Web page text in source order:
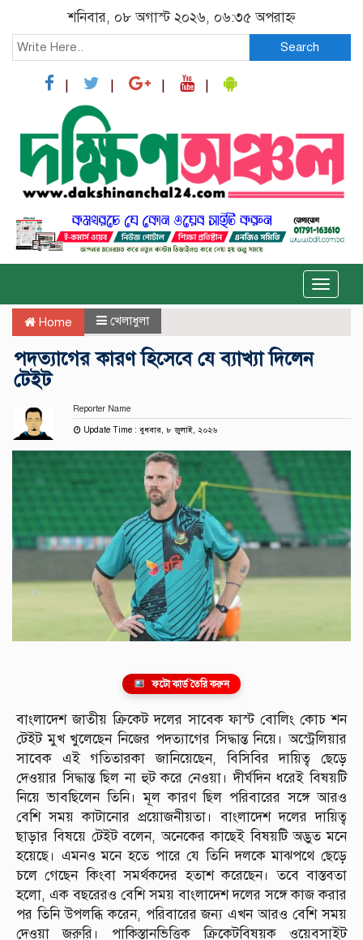
শনিবার, ০৮ অগাস্ট ২০২৬, ০৬:৩৫ অপরাহ্ন
Search
Toggle
Home খেলাধুলা
পদত্যাগের কারণ হিসেবে যে ব্যাখ্যা দিলেন
টেইট
Reporter Name
Update Time : বুধবার, ৮ জুলাই, ২০২৬
ফটো কার্ড তৈরি করুন
বাংলাদেশ জাতীয় ক্রিকেট দলের সাবেক ফাস্ট বোলিং কোচ শন
টেইট মুখ খুলেছেন নিজের পদত্যাগের সিদ্ধান্ত নিয়ে। অস্ট্রেলিয়ার
সাবেক এই গতিতারকা জানিয়েছেন, বিসিবির দায়িত্ব ছেড়ে
দেওয়ার সিদ্ধান্ত ছিল না হুট করে নেওয়া। দীর্ঘদিন ধরেই বিষয়টি
নিয়ে ভাবছিলেন তিনি। মূল কারণ ছিল পরিবারের সঙ্গে আরও
বেশি সময় কাটানোর প্রয়োজনীয়তা। বাংলাদেশ দলের দায়িত্ব
ছাড়ার বিষয়ে টেইট বলেন, অনেকের কাছেই বিষয়টি অদ্ভুত মনে
হয়েছে। এমনও মনে হতে পারে যে তিনি দলকে মাঝপথে ছেড়ে
চলে গেছেন কিংবা সমর্থকদের হতাশ করেছেন। তবে বাস্তবতা
হলো, এক বছরেরও বেশি সময় বাংলাদেশ দলের সঙ্গে কাজ করার
পর তিনি উপলব্ধি করেন, পরিবারের জন্য এখন আরও বেশি সময়
দেওয়া জরুরি। পাকিস্তানভিত্তিক ক্রিকেটবিষয়ক ওয়েবসাইট